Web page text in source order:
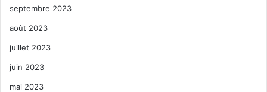
septembre 2023
août 2023
juillet 2023
juin 2023
mai 2023